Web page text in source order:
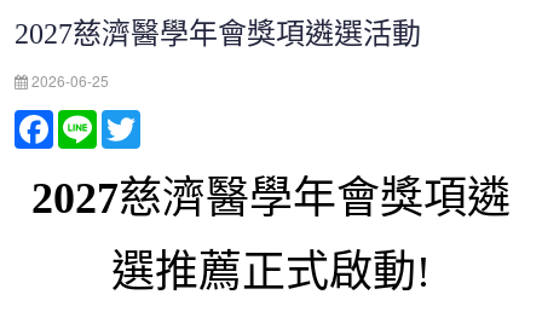
2027慈濟醫學年會獎項遴選活動
2026-06-25
Facebook
Line
2027慈濟醫學年會獎項遴
選推薦正式啟動!